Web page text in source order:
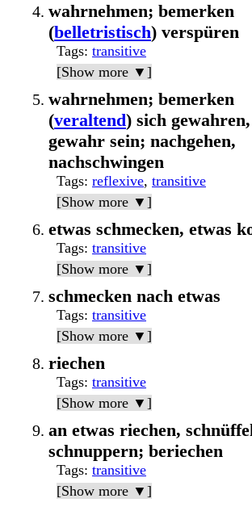
wahrnehmen; bemerken
(belletristisch) verspüren
Tags: transitive
[Show more ▼]
wahrnehmen; bemerken
(veraltend) sich
gewahr sein; nachgehen,
nachschwingen
Tags: reflexive, transitive
[Show more ▼]
etwas schmecken, etwas
Tags: transitive
[Show more ▼]
schmecken nach etwas
Tags: transitive
[Show more ▼]
riechen
Tags: transitive
[Show more ▼]
an etwas riechen,
schnuppern; beriechen
Tags: transitive
[Show more ▼]